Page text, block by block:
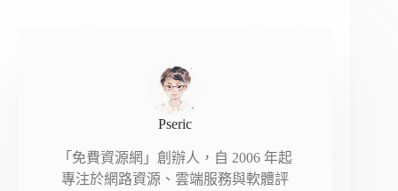
Pseric
「免費資源網」創辦人，自 2006 年起
專注於網路資源、雲端服務與軟體評